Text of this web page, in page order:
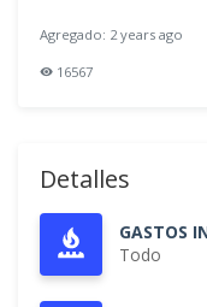
Agregado: 2 years ago
16567
Detalles
GASTOS
Todo